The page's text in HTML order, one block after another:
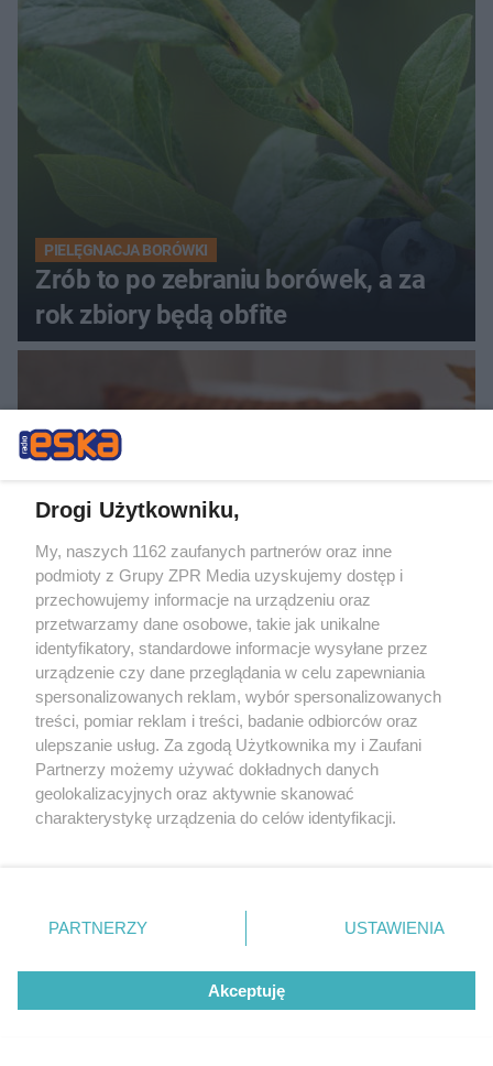
PIELĘGNACJA BORÓWKI
Zrób to po zebraniu borówek, a za
rok zbiory będą obfite
ZAKUPY
Jesień w Pepco! Stylowe kubki i
dodatki w świetnych cenach
ZOBACZ WIĘCEJ
Drogi Użytkowniku,
My, naszych 1162 zaufanych partnerów oraz inne
podmioty z Grupy ZPR Media uzyskujemy dostęp i
przechowujemy informacje na urządzeniu oraz
przetwarzamy dane osobowe, takie jak unikalne
identyfikatory, standardowe informacje wysyłane przez
urządzenie czy dane przeglądania w celu zapewniania
spersonalizowanych reklam, wybór spersonalizowanych
treści, pomiar reklam i treści, badanie odbiorców oraz
ulepszanie usług. Za zgodą Użytkownika my i Zaufani
Partnerzy możemy używać dokładnych danych
geolokalizacyjnych oraz aktywnie skanować
charakterystykę urządzenia do celów identyfikacji.
zmienić/wycofać klikając przycisk ustawień prywatności
znajdujący się w lewym dolnym rogu strony
rodzaje przetwarzania danych nie wymagają zgody
użytkownika, ale masz prawo sprzeciwić się takiemu
przetwarzaniu. Preferencje będą miały zastosowanie tylko
PARTNERZY USTAWIENIA
Akceptuję